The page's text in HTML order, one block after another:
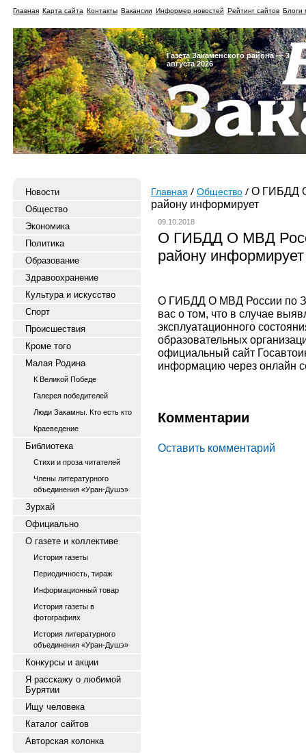
Главная Карта сайта Контакты Вакансии Информер новостей Рейтинг сайтов Блоги
Газета Закаменского района — 3
августа 2026
Новости
Общество
Экономика
Политика
Образование
Здравоохранение
Культура и искусство
Спорт
Происшествия
Кроме того
Малая Родина
К Великой Победе
Галерея победителей
Люди Закамны. Кто есть кто
Краеведение
Библиотека
Стихи и проза читателей
Члены литературного
объединения «Уран-Душэ»
Зурхай
Официально
О газете и коллективе
История газеты
Периодичность, тираж
Информационный товар
История газеты в
фотографиях
История литературного
объединения «Уран-Душэ»
Конкурсы и акции
Я расскажу о любимой
Бурятии
Ищу человека
Каталог сайтов
Авторская колонка
Главная Общество
О ГИБДД
району информирует
09.10.2018
О ГИБДД О МВД
району информирует
О ГИБДД О МВД России по
вас о том, что в случае
эксплуатационного
образовательных
официальный сайт
информацию через онлайн
Комментарии
Оставить комментарий